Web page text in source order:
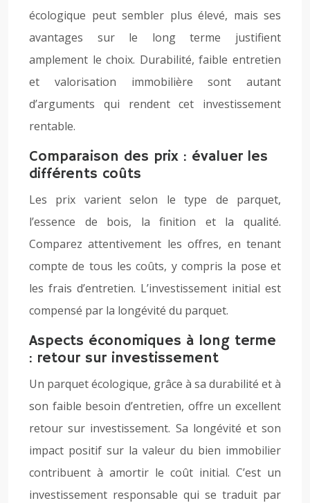
écologique peut sembler plus élevé, mais ses
avantages sur le long terme justifient
amplement le choix. Durabilité, faible entretien
et valorisation immobilière sont autant
d’arguments qui rendent cet investissement
rentable.
Comparaison des prix : évaluer les
différents coûts
Les prix varient selon le type de parquet,
l’essence de bois, la finition et la qualité.
Comparez attentivement les offres, en tenant
compte de tous les coûts, y compris la pose et
les frais d’entretien. L’investissement initial est
compensé par la longévité du parquet.
Aspects économiques à long terme
: retour sur investissement
Un parquet écologique, grâce à sa durabilité et à
son faible besoin d’entretien, offre un excellent
retour sur investissement. Sa longévité et son
impact positif sur la valeur du bien immobilier
contribuent à amortir le coût initial. C’est un
investissement responsable qui se traduit par